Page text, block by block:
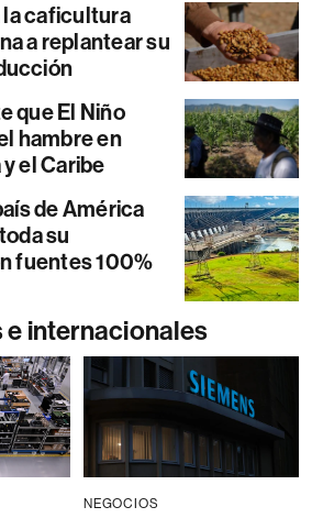
la caficultura
a replantear su
que El Niño
hambre en
el Caribe
de América
su
fuentes 100%
internacionales
NEGOCIOS